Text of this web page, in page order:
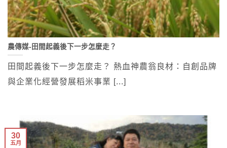
農傳媒-田間起義後下一步怎麼走？
田間起義後下一步怎麼走？ 熱血神農翁良材：自創品牌
與企業化經營發展稻米事業 [...]
30
五月